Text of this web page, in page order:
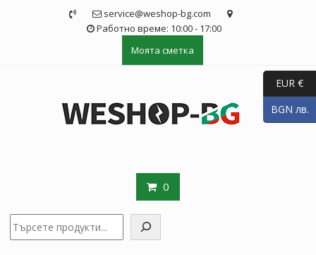
service@weshop-bg.com
Работно време: 10:00 - 17:00
Моята сметка
0
EUR €
BGN лв.